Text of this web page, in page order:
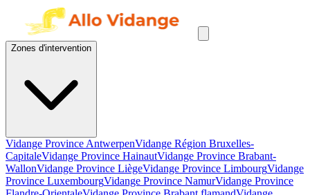
Zones d'intervention
Vidange Province AntwerpenVidange Région Bruxelles-
CapitaleVidange Province HainautVidange Province Brabant-
WallonVidange Province LiègeVidange Province LimbourgVidange
Province LuxembourgVidange Province NamurVidange Province